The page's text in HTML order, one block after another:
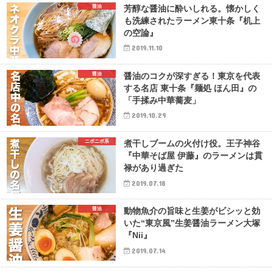
醤油
芳醇な醤油に酔いしれる。懐かしく
も洗練されたラーメン東十条『机上
の空論』
2019.11.10
醤油
醤油のコクが深すぎる！東京を代表
する名店 東十条『麺処 ほん田』の
「手揉み中華蕎麦」
2019.10.29
ニボニボ系
煮干しブームの火付け役。王子神谷
『中華そば屋 伊藤』のラーメンは貫
禄があり過ぎた
2019.07.18
醤油
動物魚介の旨味と生姜がビシッと効
いた“東京風”生姜醤油ラーメン大塚
『Nii』
2019.07.14